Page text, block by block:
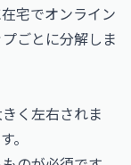
宅でオンライン
ごとに分解しま
く左右されま
。